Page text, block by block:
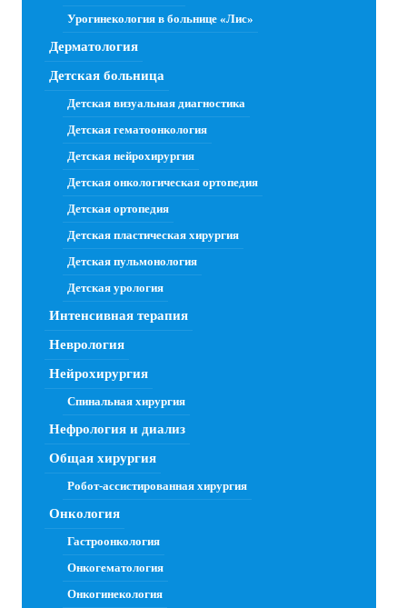
Урогинекология в больнице «Лис»
Дерматология
Детская больница
Детская визуальная диагностика
Детская гематоонкология
Детская нейрохирургия
Детская онкологическая ортопедия
Детская ортопедия
Детская пластическая хирургия
Детская пульмонология
Детская урология
Интенсивная терапия
Неврология
Нейрохирургия
Спинальная хирургия
Нефрология и диализ
Общая хирургия
Робот-ассистированная хирургия
Онкология
Гастроонкология
Онкогематология
Онкогинекология